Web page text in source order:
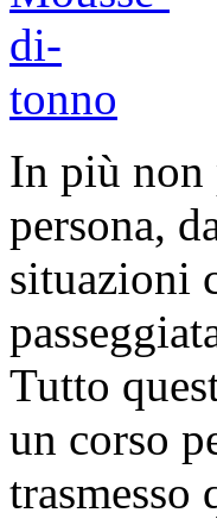
In più non
persona,
situazioni
Tutto
un corso
trasmesso